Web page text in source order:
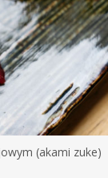
(akami zuke)